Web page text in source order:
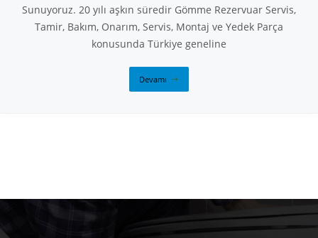
Sunuyoruz. 20 yılı aşkın süredir Gömme Rezervuar Servis,
Tamir, Bakım, Onarım, Servis, Montaj ve Yedek Parça
konusunda Türkiye geneline
Devamı